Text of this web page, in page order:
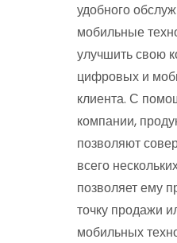
удобного
мобильные
улучшить свою
цифровых и
клиента. С
компании,
позволяют
всего
позволяет ему
точку продажи
мобильных